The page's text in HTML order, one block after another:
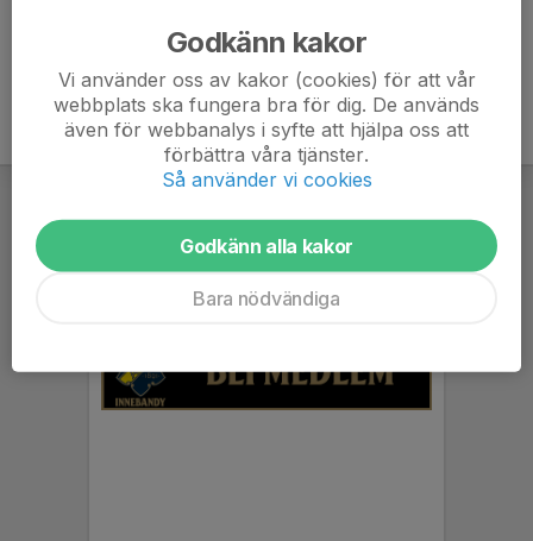
Godkänn kakor
Vi använder oss av kakor (cookies) för att vår
webbplats ska fungera bra för dig. De används
även för webbanalys i syfte att hjälpa oss att
förbättra våra tjänster.
Så använder vi cookies
Godkänn alla kakor
Bara nödvändiga